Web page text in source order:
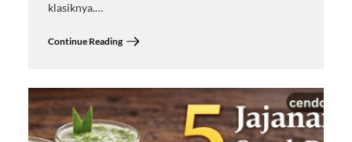
klasiknya.…
Continue Reading